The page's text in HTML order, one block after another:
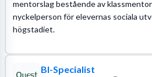
mentorslag bestående av
nyckelperson för elevernas sociala
högstadiet.
BI-Specialist